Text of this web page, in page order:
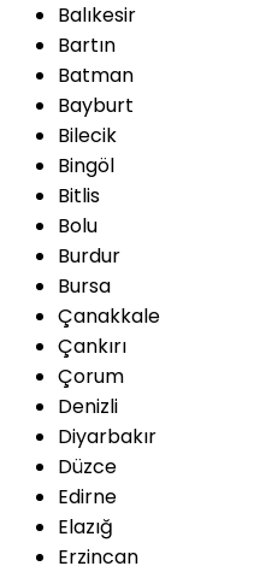
Balıkesir
Bartın
Batman
Bayburt
Bilecik
Bingöl
Bitlis
Bolu
Burdur
Bursa
Çanakkale
Çankırı
Çorum
Denizli
Diyarbakır
Düzce
Edirne
Elazığ
Erzincan